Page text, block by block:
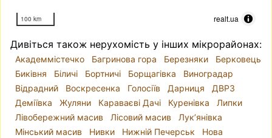
100 km realt.ua
Дивіться також нерухомість у інших мікрорайонах:
Академмістечко Багринова гора Березняки
Берковець
Биківня
Біличі Бортничі Борщагівка
Виноградар
Відрадний
Воскресенка Голосіїв Дарниця
ДВРЗ
Деміївка
Жуляни Караваєві Дачі Куренівка
Липки
Лівобережний масив
Лісовий масив
Лук’янівка
Мінський масив
Нивки Нижній Печерськ
Нова